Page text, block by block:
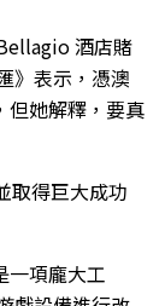
酒店賭
》表示，憑澳
但她解釋，要真
取得巨大成功
一項龐大工